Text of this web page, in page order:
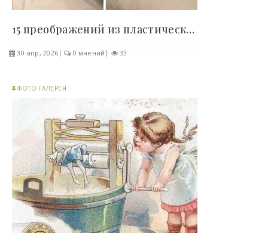
15 преображений из пластической клиники, которые..
30-апр, 2026 0 мнений 33
ФОТО ГАЛЕРЕЯ